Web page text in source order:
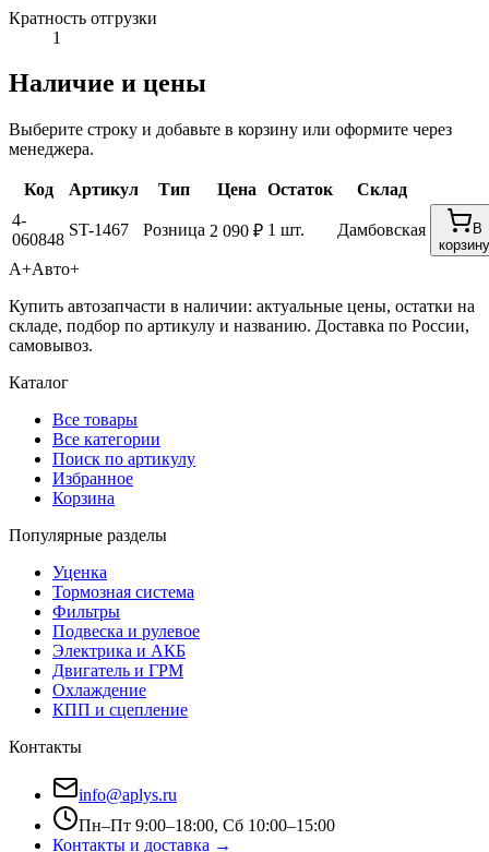
Кратность отгрузки
1
Наличие и цены
Выберите строку и добавьте в корзину или оформите через
менеджера.
Код Артикул Тип Цена Остаток
Склад
4-
060848
ST-1467 Розница 2 090 ₽ 1 шт. Дамбовская
В
корзину
А+Авто+
Купить автозапчасти в наличии: актуальные цены, остатки на
складе, подбор по артикулу и названию. Доставка по России,
самовывоз.
Каталог
Все товары
Все категории
Поиск по артикулу
Избранное
Корзина
Популярные разделы
Уценка
Тормозная система
Фильтры
Подвеска и рулевое
Электрика и АКБ
Двигатель и ГРМ
Охлаждение
КПП и сцепление
Контакты
info@aplys.ru
Пн–Пт 9:00–18:00, Сб 10:00–15:00
Контакты и доставка →